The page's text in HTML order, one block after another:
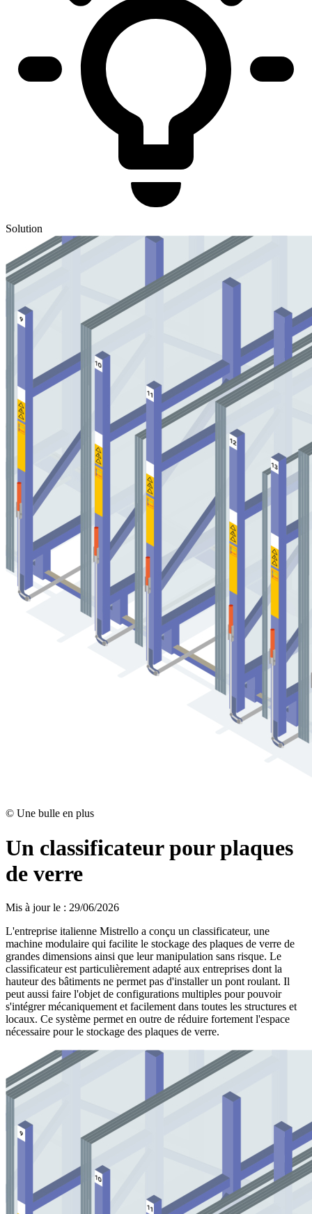
Solution
© Une bulle en plus
Un classificateur pour plaques
de verre
Mis à jour le : 29/06/2026
L'entreprise italienne Mistrello a conçu un classificateur, une
machine modulaire qui facilite le stockage des plaques de verre de
grandes dimensions ainsi que leur manipulation sans risque. Le
classificateur est particulièrement adapté aux entreprises dont la
hauteur des bâtiments ne permet pas d'installer un pont roulant. Il
peut aussi faire l'objet de configurations multiples pour pouvoir
s'intégrer mécaniquement et facilement dans toutes les structures et
locaux. Ce système permet en outre de réduire fortement l'espace
nécessaire pour le stockage des plaques de verre.